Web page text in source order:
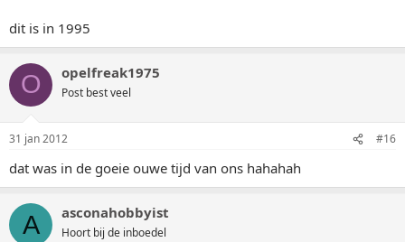
dit is in 1995
O opelfreak1975
Post best veel
31 jan 2012 #16
dat was in de goeie ouwe tijd van ons hahahah
A asconahobbyist
Hoort bij de inboedel